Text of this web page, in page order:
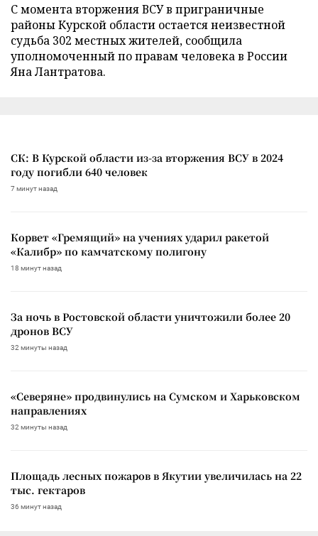
С момента вторжения ВСУ в приграничные
районы Курской области остается неизвестной
судьба 302 местных жителей, сообщила
уполномоченный по правам человека в России
Яна Лантратова.
СК: В Курской области из-за вторжения ВСУ в 2024
году погибли 640 человек
7 минут назад
Корвет «Гремящий» на учениях ударил ракетой
«Калибр» по камчатскому полигону
18 минут назад
За ночь в Ростовской области уничтожили более 20
дронов ВСУ
32 минуты назад
«Северяне» продвинулись на Сумском и Харьковском
направлениях
32 минуты назад
Площадь лесных пожаров в Якутии увеличилась на 22
тыс. гектаров
36 минут назад